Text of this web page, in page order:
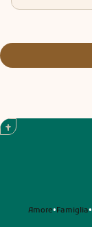
Amore•Famiglia•